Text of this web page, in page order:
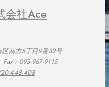
会社Ace
南方5丁目9番32号
Fax : 093-967-9115
448-408